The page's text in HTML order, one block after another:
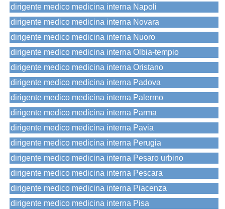
dirigente medico medicina interna Napoli
dirigente medico medicina interna Novara
dirigente medico medicina interna Nuoro
dirigente medico medicina interna Olbia-tempio
dirigente medico medicina interna Oristano
dirigente medico medicina interna Padova
dirigente medico medicina interna Palermo
dirigente medico medicina interna Parma
dirigente medico medicina interna Pavia
dirigente medico medicina interna Perugia
dirigente medico medicina interna Pesaro urbino
dirigente medico medicina interna Pescara
dirigente medico medicina interna Piacenza
dirigente medico medicina interna Pisa